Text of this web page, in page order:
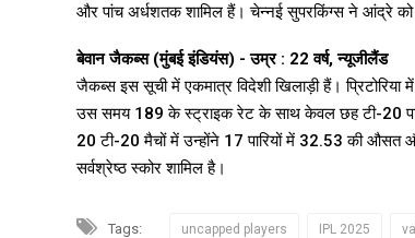
और पांच अर्धशतक शामिल हैं। चेन्नई सुपरकिंग्स ने आंद्रे
बेवान जैकब्स (मुंबई इंडियंस) - उम्र : 22 वर्ष, न्यूजीलैंड
जैकब्स इस सूची में एकमात्र विदेशी खिलाड़ी हैं।
उस समय 189 के स्ट्राइक रेट के साथ केवल छह टी-20
20 टी-20 मैचों में उन्होंने 17 पारियों में 32.53 की
सर्वश्रेष्ठ स्कोर शामिल है।
Tags: uncapped players IPL 2025